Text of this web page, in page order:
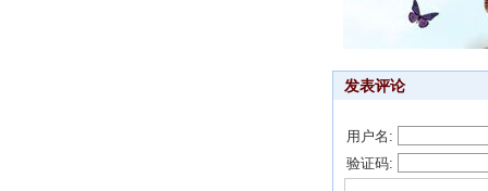
发表评论
用户名:
验证码: